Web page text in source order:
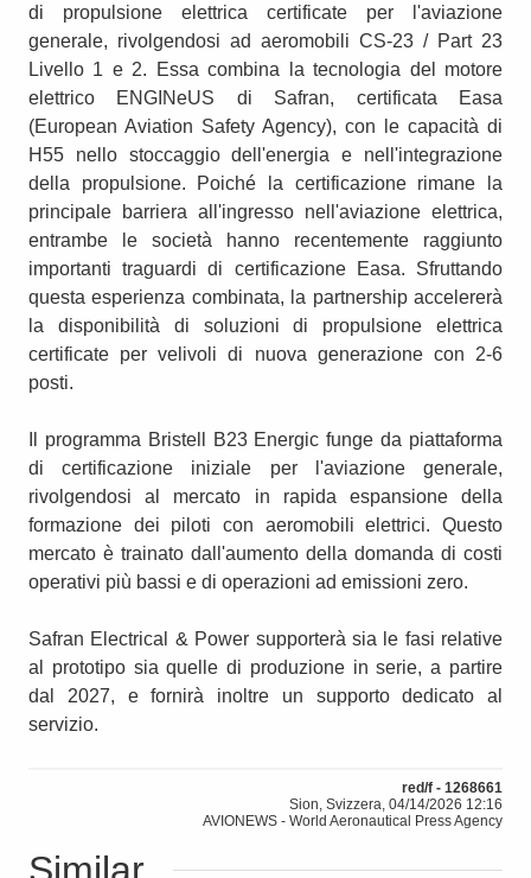
di propulsione elettrica certificate per l'aviazione
generale, rivolgendosi ad aeromobili CS-23 / Part 23
Livello 1 e 2. Essa combina la tecnologia del motore
elettrico ENGINeUS di Safran, certificata Easa
(European Aviation Safety Agency), con le capacità di
H55 nello stoccaggio dell'energia e nell'integrazione
della propulsione. Poiché la certificazione rimane la
principale barriera all'ingresso nell'aviazione elettrica,
entrambe le società hanno recentemente raggiunto
importanti traguardi di certificazione Easa. Sfruttando
questa esperienza combinata, la partnership accelererà
la disponibilità di soluzioni di propulsione elettrica
certificate per velivoli di nuova generazione con 2-6
posti.
Il programma Bristell B23 Energic funge da piattaforma
di certificazione iniziale per l'aviazione generale,
rivolgendosi al mercato in rapida espansione della
formazione dei piloti con aeromobili elettrici. Questo
mercato è trainato dall'aumento della domanda di costi
operativi più bassi e di operazioni ad emissioni zero.
Safran Electrical & Power supporterà sia le fasi relative
al prototipo sia quelle di produzione in serie, a partire
dal 2027, e fornirà inoltre un supporto dedicato al
servizio.
red/f - 1268661
Sion, Svizzera, 04/14/2026 12:16
AVIONEWS - World Aeronautical Press Agency